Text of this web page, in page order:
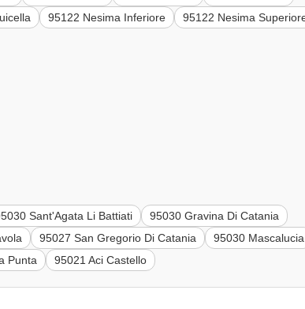
95122 Nesima Inferiore 95122 Nesima
Sant'Agata Li Battiati
95030 Gravina Di Catania
95027 San Gregorio Di Catania
95030 Mascalucia
Punta 95021 Aci Castello